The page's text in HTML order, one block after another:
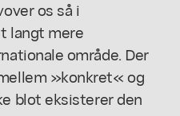
os så i
langt mere
område. Der
»konkret« og
blot eksisterer den